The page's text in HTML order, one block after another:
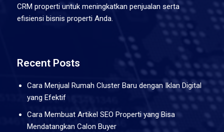
CRM properti untuk meningkatkan penjualan serta
efisiensi bisnis properti Anda.
Recent Posts
Cara Menjual Rumah Cluster Baru dengan Iklan Digital
yang Efektif
Cara Membuat Artikel SEO Properti yang Bisa
Mendatangkan Calon Buyer